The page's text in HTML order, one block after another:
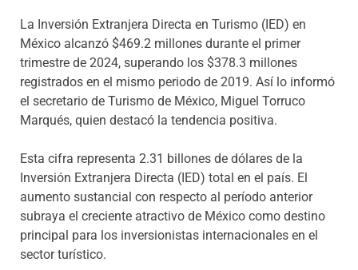
La Inversión Extranjera Directa en Turismo (IED) en
México alcanzó $469.2 millones durante el primer
trimestre de 2024, superando los $378.3 millones
registrados en el mismo periodo de 2019. Así lo informó
el secretario de Turismo de México, Miguel Torruco
Marqués, quien destacó la tendencia positiva.
Esta cifra representa 2.31 billones de dólares de la
Inversión Extranjera Directa (IED) total en el país. El
aumento sustancial con respecto al período anterior
subraya el creciente atractivo de México como destino
principal para los inversionistas internacionales en el
sector turístico.